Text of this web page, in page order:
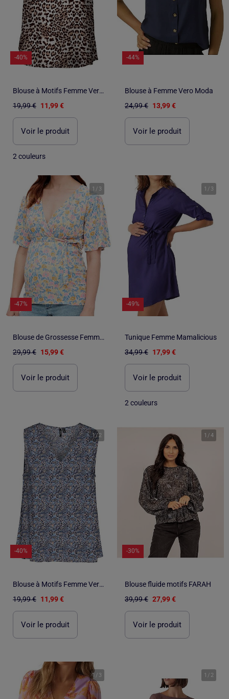
-40%
Blouse à Motifs Femme Vero Moda
19,99 € 11,99 €
Voir le produit
2 couleurs
-44%
Blouse à Femme Vero Moda
24,99 € 13,99 €
Voir le produit
1 / 3
-47%
Blouse de Grossesse Femme Mamalicious
29,99 € 15,99 €
Voir le produit
1 / 3
-49%
Tunique Femme Mamalicious
34,99 € 17,99 €
Voir le produit
2 couleurs
1/2
-40%
Blouse à Motifs Femme Vero Moda
19,99 € 11,99 €
Voir le produit
1 /4
-30%
Blouse fluide motifs FARAH
39,99 € 27,99 €
Voir le produit
1 / 3 1 / 2